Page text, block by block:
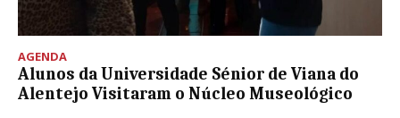
AGENDA
Alunos da Universidade Sénior de Viana do
Alentejo Visitaram o Núcleo Museológico